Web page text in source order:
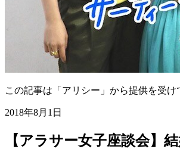
この記事は「アリシー」から提供を受け
2018年8月1日
【アラサー女子座談会】